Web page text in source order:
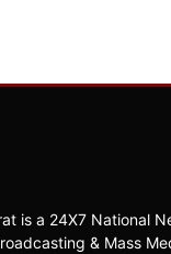
is a 24X7 National
& Mass